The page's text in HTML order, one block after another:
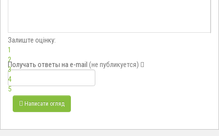
Залиште оцінку:
1
2
3
4
5
Получать ответы на e-mail (не публикуется)
Написати огляд